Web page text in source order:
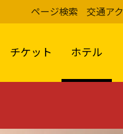
ページ検索 交通ア
チケット ホテル